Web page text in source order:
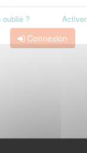
oublié ?
Connexion